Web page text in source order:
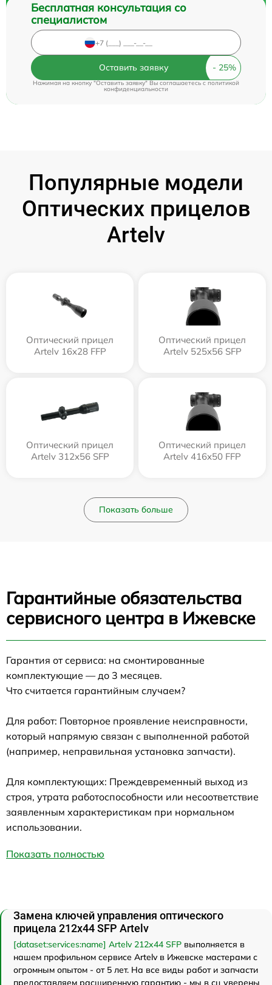
Бесплатная консультация со
специалистом
Оставить заявку
Нажимая на кнопку "Оставить заявку" Вы соглашаетесь c политикой
конфиденциальности
Популярные модели
Оптических прицелов
Artelv
Оптический прицел
Artelv 16x28 FFP
Оптический прицел
Artelv 525x56 SFP
Оптический прицел
Artelv 312x56 SFP
Оптический прицел
Artelv 416x50 FFP
Показать больше
Гарантийные обязательства
сервисного центра в Ижевске
Гарантия от сервиса: на смонтированные
комплектующие — до 3 месяцев.
Что считается гарантийным случаем?
Для работ: Повторное проявление неисправности,
который напрямую связан с выполненной работой
(например, неправильная установка запчасти).
Для комплектующих: Преждевременный выход из
строя, утрата работоспособности или несоответствие
заявленным характеристикам при нормальном
использовании.
Показать полностью
Замена ключей управления оптического
прицела 212x44 SFP Artelv
[dataset:services:name] Artelv 212x44 SFP выполняется в
нашем профильном сервисе Artelv в Ижевске мастерами с
огромным опытом - от 5 лет. На все виды работ и запчасти
предоставляем расширенную гарантию - мы в сц уверены